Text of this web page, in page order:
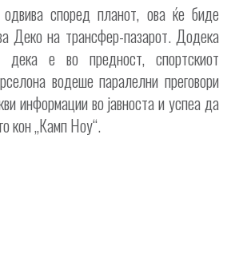
според планот, ова ќе биде
Деко на трансфер-пазарот. Додека
дека е во предност, спортскиот
водеше паралелни преговори
информации во јавноста и успеа да
кон „Камп Ноу“.